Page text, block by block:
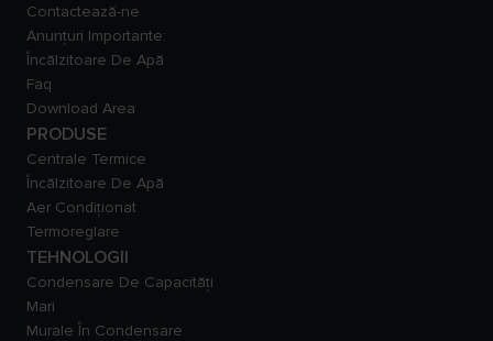
Contactează-ne
Anunțuri Importante:
Încălzitoare De Apă
Faq
Download Area
PRODUSE
Centrale Termice
Încălzitoare De Apă
Aer Condiționat
Termoreglare
TEHNOLOGII
Condensare De Capacităţi
Mari
Murale În Condensare